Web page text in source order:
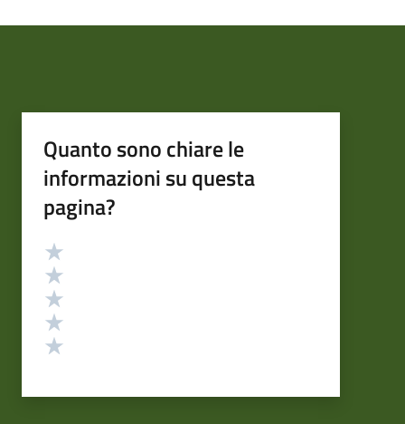
Quanto sono chiare le
informazioni su questa
pagina?
Valutazione